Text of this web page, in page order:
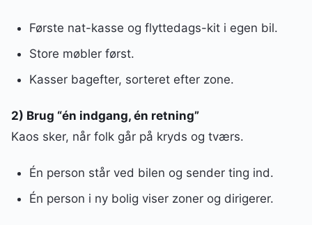
Første nat-kasse og flyttedags-kit i egen bil.
Store møbler først.
Kasser bagefter, sorteret efter zone.
2) Brug “én indgang, én retning”
Kaos sker, når folk går på kryds og tværs.
Én person står ved bilen og sender ting ind.
Én person i ny bolig viser zoner og dirigerer.